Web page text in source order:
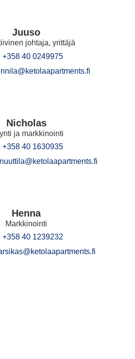
Juuso
johtaja, yrittäjä
+358 40 0249975
Nicholas
ja markkinointi
+358 40 1630935
Henna
Markkinointi
+358 40 1239232